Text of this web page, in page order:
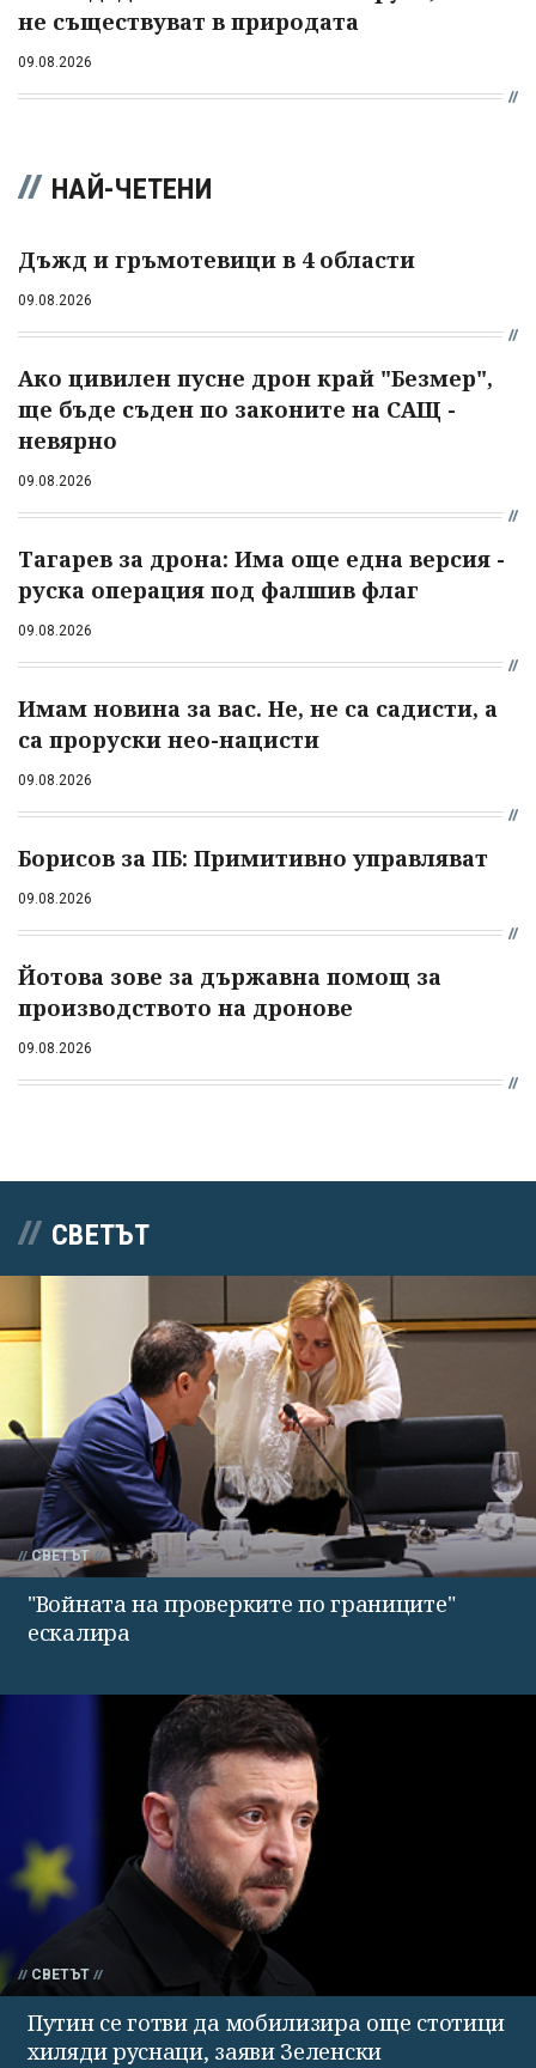
не съществуват в природата
09.08.2026
НАЙ-ЧЕТЕНИ
Дъжд и гръмотевици в 4 области
09.08.2026
Ако цивилен пусне дрон край "Безмер",
ще бъде съден по законите на САЩ -
невярно
09.08.2026
Тагарев за дрона: Има още една версия -
руска операция под фалшив флаг
09.08.2026
Имам новина за вас. Не, не са садисти, а
са проруски нео-нацисти
09.08.2026
Борисов за ПБ: Примитивно управляват
09.08.2026
Йотова зове за държавна помощ за
производството на дронове
09.08.2026
СВЕТЪТ
СВЕТЪТ
"Войната на проверките по границите"
ескалира
СВЕТЪТ
Путин се готви да мобилизира още стотици
хиляди руснаци, заяви Зеленски